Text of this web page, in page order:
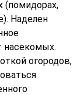
(помидорах,
Наделен
насекомых.
огородов,